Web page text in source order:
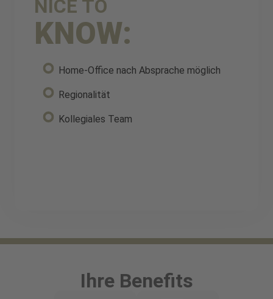
NICE TO
KNOW:
Home-Office nach Absprache möglich
Regionalität
Kollegiales Team
Ihre Benefits